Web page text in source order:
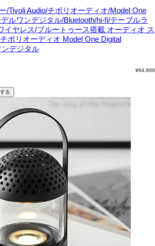
/Tivoli Audio/チボリオーディオ/Model One
ルワンデジタル/Bluetooth/hi-fi/テーブルラ
イヤレス/ブルートゥース搭載 オーディオ ス
ボリオーディオ Model One Digital
デジタル
¥64,900
る